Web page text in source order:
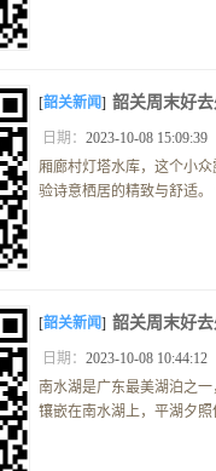
[韶关新闻] 韶关周末好
日期： 2023-10-08 15:09:39
厢廊村灯塔水库，这个小
验诗意栖居的精致与舒适
[韶关新闻] 韶关周末好
日期： 2023-10-08 10:44:12
南水湖是广东最美湖泊之
镶嵌在南水湖上，平湖夕